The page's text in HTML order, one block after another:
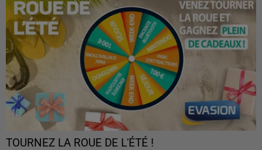
TOURNEZ LA ROUE DE L'ÉTÉ !